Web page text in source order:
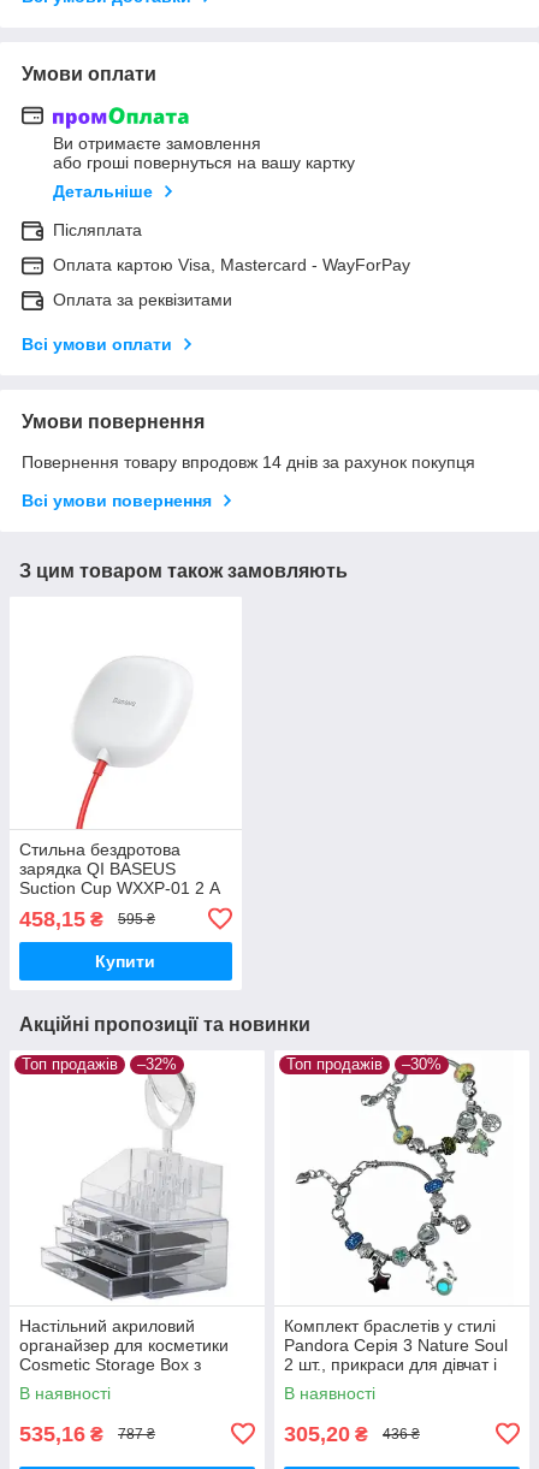
Умови оплати
Ви отримаєте замовлення
або гроші повернуться на вашу картку
Детальніше
Післяплата
Оплата картою Visa, Mastercard - WayForPay
Оплата за реквізитами
Всі умови оплати
Умови повернення
Повернення товару впродовж 14 днів за рахунок покупця
Всі умови повернення
З цим товаром також замовляють
Стильна бездротова
зарядка QI BASEUS
Suction Cup WXXP-01 2 А
458,15 ₴ 595 ₴
Купити
Акційні пропозиції та новинки
Топ продажів –32%
Настільний акриловий
органайзер для косметики
Cosmetic Storage Box з
дзеркалом
В наявності
535,16 ₴ 787 ₴
Топ продажів –30%
Комплект браслетів у стилі
Pandora Серія 3 Nature Soul
2 шт., прикраси для дівчат і
жінок
В наявності
305,20 ₴ 436 ₴